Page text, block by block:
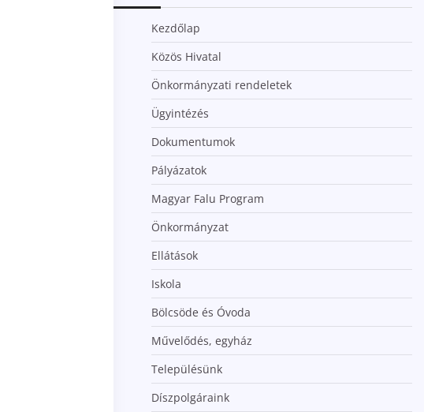
Kezdőlap
Közös Hivatal
Önkormányzati rendeletek
Ügyintézés
Dokumentumok
Pályázatok
Magyar Falu Program
Önkormányzat
Ellátások
Iskola
Bölcsöde és Óvoda
Művelődés, egyház
Településünk
Díszpolgáraink